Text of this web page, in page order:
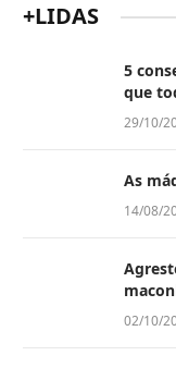
+LIDAS
5
que
29/10/
As
14/08/
02/10/